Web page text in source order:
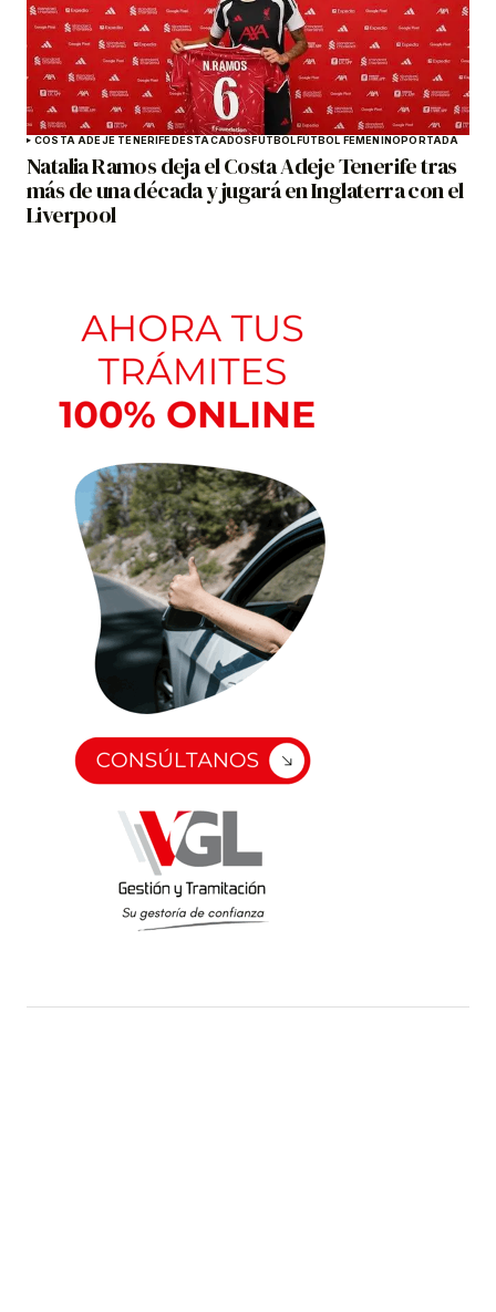
COSTA ADEJE TENERIFEDESTACADOSFÚTBOLFÚTBOL FEMENINOPORTADA
Natalia Ramos deja el Costa Adeje Tenerife tras
más de una década y jugará en Inglaterra con el
Liverpool